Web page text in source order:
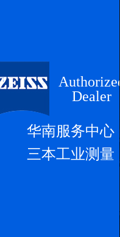
Authorized
Dealer
华南服务中心
三本工业测量